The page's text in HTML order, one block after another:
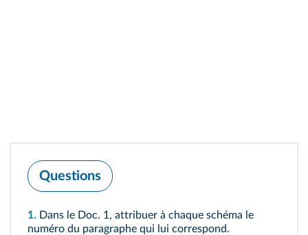
Questions
1. Dans le Doc. 1, attribuer à chaque schéma le
numéro du paragraphe qui lui correspond.